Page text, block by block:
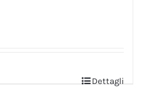
Dettagli